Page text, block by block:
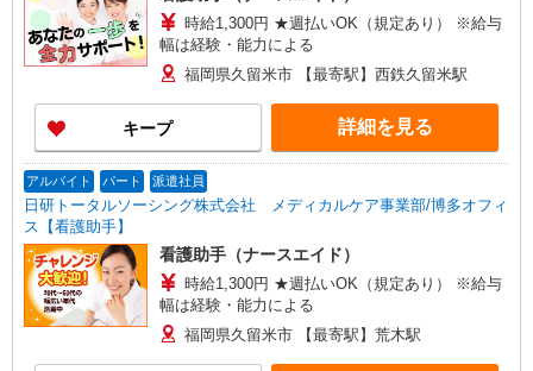
時給1,300円 ★週払いOK（規定あり） ※給与
幅は経験・能力による
福岡県久留米市 【最寄駅】西鉄久留米駅
キープ 詳細を見る
アルバイト パート 派遣社員
日研トータルソーシング株式会社 メディカルケア事業部/博多オフィ
ス【看護助手】
看護助手（ナースエイド）
時給1,300円 ★週払いOK（規定あり） ※給与
幅は経験・能力による
福岡県久留米市 【最寄駅】荒木駅